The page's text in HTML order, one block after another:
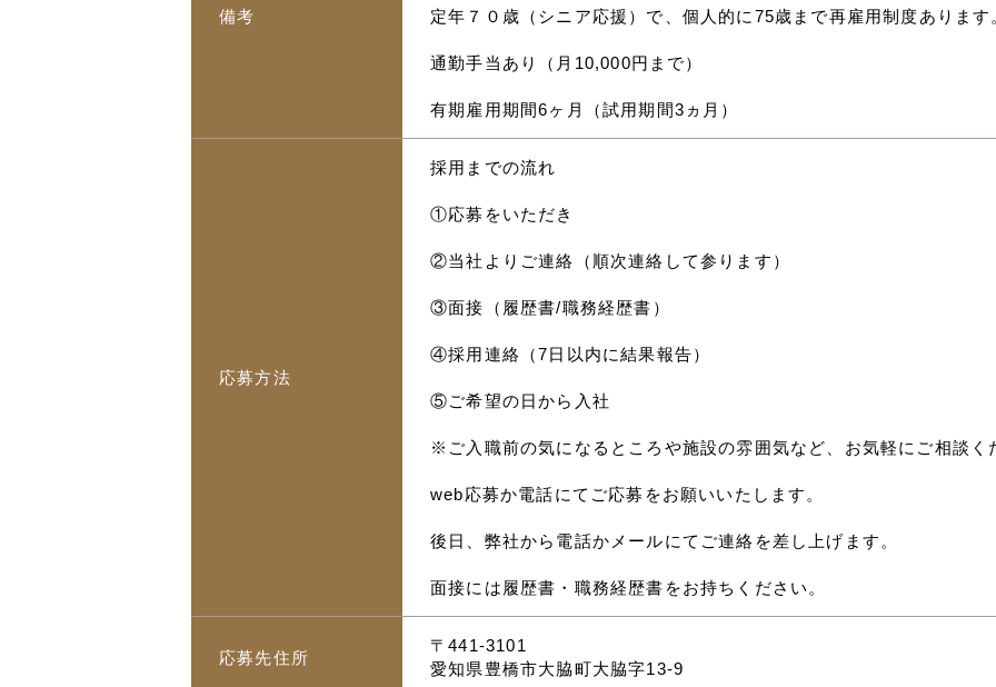
備考 定年７０歳（シニア応援）で、個人的に75歳まで再雇用制度あります
通勤手当あり（月10,000円まで）
有期雇用期間6ヶ月（試用期間3ヵ月）
応募方法
採用までの流れ
①応募をいただき
②当社よりご連絡（順次連絡して参ります）
③面接（履歴書/職務経歴書）
④採用連絡（7日以内に結果報告）
⑤ご希望の日から入社
※ご入職前の気になるところや施設の雰囲気など、お気軽にご相談く
web応募か電話にてご応募をお願いいたします。
後日、弊社から電話かメールにてご連絡を差し上げます。
面接には履歴書・職務経歴書をお持ちください。
応募先住所
〒441-3101
愛知県豊橋市大脇町大脇字13-9